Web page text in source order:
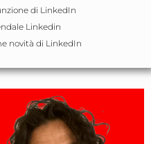
di LinkedIn
Linkedin
novità di LinkedIn